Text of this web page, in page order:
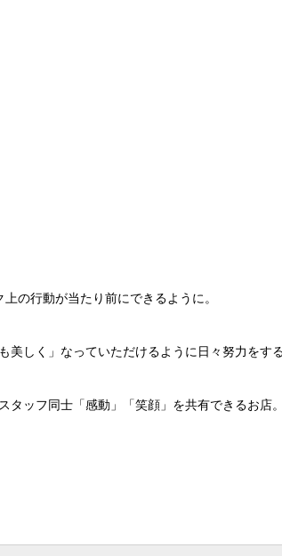
の行動が当たり前にできるように。
しく」なっていただけるように日々努力をする
ッフ同士「感動」「笑顔」を共有できるお店